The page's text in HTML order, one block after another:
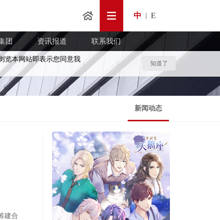
览本网站即表示您同意我
知道了
中 E
团 资讯报道 联系我们
新闻动态
建合